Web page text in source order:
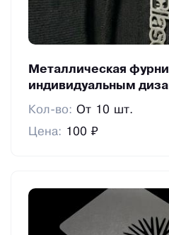
Металлическая
индивидуальным
Кол-во:От 10 шт.
Цена: 100 ₽